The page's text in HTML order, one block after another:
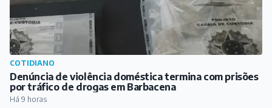
COTIDIANO
Denúncia de violência doméstica termina com prisões
por tráfico de drogas em Barbacena
Há 9 horas